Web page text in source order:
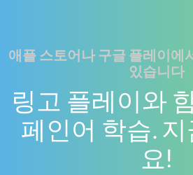
애플 스토어나 구글 플레이에
있습니다
링고 플레이와
페인어 학습.
요!